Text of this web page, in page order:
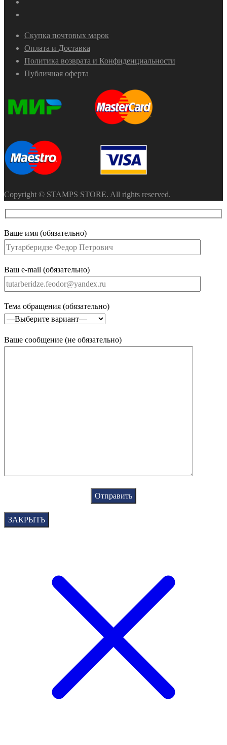
Скупка почтовых марок
Оплата и Доставка
Политика возврата и Конфиденциальности
Публичная оферта
Copyright © STAMPS STORE. All rights reserved.
Ваше имя (обязательно)
Ваш e-mail (обязательно)
Тема обращения (обязательно)
Ваше сообщение (не обязательно)
ЗАКРЫТЬ